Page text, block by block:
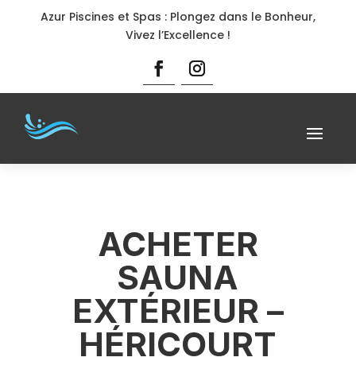
Azur Piscines et Spas : Plongez dans le Bonheur,
Vivez l’Excellence !
ACHETER
SAUNA
EXTÉRIEUR –
HÉRICOURT